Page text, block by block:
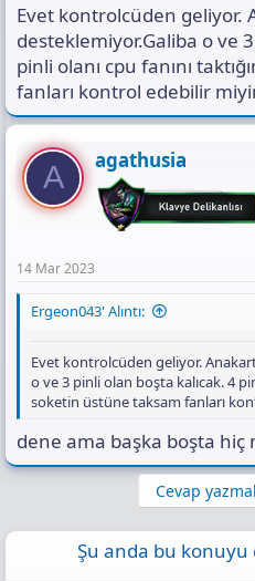
Evet kontrolcüden geliyor.
desteklemiyor.Galiba o ve
pinli olanı cpu fanını
fanları kontrol edebilir
A agathusia
14 Mar 2023
Ergeon043' Alıntı:
Evet kontrolcüden geliyor.
o ve 3 pinli olan boşta kalıcak. 4
soketin üstüne taksam fanları
dene ama başka boşta hiç
Cevap
Şu anda bu konuyu